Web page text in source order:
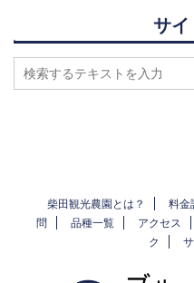
サイ
柴田観光農園とは？ 料金
問
品種一覧 アクセス
ク